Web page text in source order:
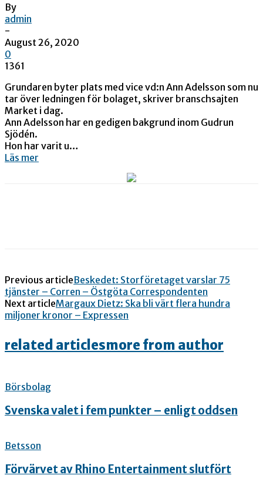
By
admin
-
August 26, 2020
0
1361
Grundaren byter plats med vice vd:n Ann Adelsson som nu
tar över ledningen för bolaget, skriver branschsajten
Market i dag.
Ann Adelsson har en gedigen bakgrund inom Gudrun
Sjödén.
Hon har varit u…
Läs mer
Previous articleBeskedet: Storföretaget varslar 75
tjänster – Corren – Östgöta Correspondenten
Next articleMargaux Dietz: Ska bli värt flera hundra
miljoner kronor – Expressen
related articlesmore from author
Börsbolag
Svenska valet i fem punkter – enligt oddsen
Betsson
Förvärvet av Rhino Entertainment slutfört